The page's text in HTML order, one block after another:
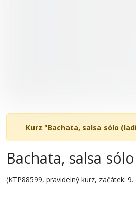
Kurz "Bachata, salsa sólo
Bachata, salsa
(KTP88599, pravidelný kurz, začátek: